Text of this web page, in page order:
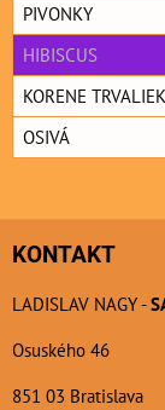
PIVONKY
HIBISCUS
KORENE TRVALIEK
OSIVÁ
KONTAKT
LADISLAV NAGY -
Osuského 46
851 03 Bratislava